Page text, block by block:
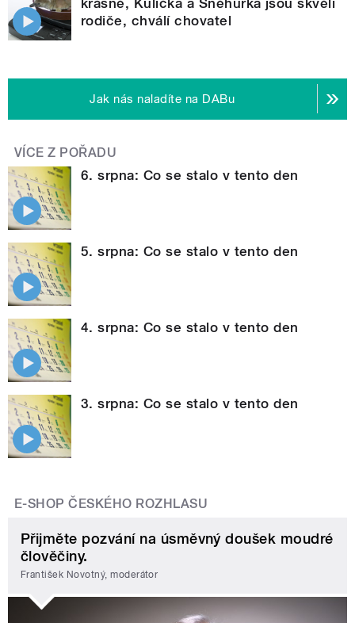
rodiče, chválí chovatel
Jak nás naladíte na DABu
VÍCE Z POŘADU
6. srpna: Co se stalo v tento den
5. srpna: Co se stalo v tento den
4. srpna: Co se stalo v tento den
3. srpna: Co se stalo v tento den
E-SHOP ČESKÉHO ROZHLASU
Přijměte pozvání na úsměvný doušek moudré
člověčiny.
František Novotný, moderátor